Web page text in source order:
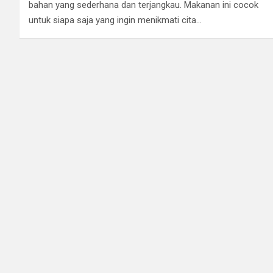
bahan yang sederhana dan terjangkau. Makanan ini cocok
untuk siapa saja yang ingin menikmati cita…